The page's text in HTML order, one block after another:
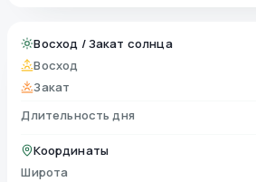
Восход / Закат солнца
Восход
Закат
Длительность дня
Координаты
Широта